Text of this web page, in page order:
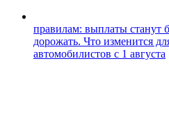
правилам: выплаты станут
дорожать. Что изменится
автомобилистов с 1 августа